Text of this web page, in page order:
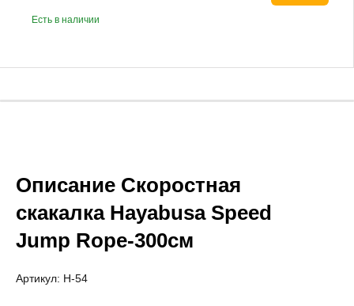
Есть в наличии
Описание Скоростная
скакалка Hayabusa Speed
Jump Rope-300см
Артикул: H-54